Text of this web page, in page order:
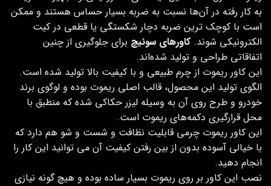
به کار رفته در آن‌ها نسبت به ضربه بسیار حساس هستند و ممکن
است با کوچک‌ ترین ضربه دچار شکستگی یا قطعی در کیت
الکترونیکی شوند. کاورهای سوئیچ برای جلوگیری از چنین
اتفاقاتی طراحی و تولید شده‌اند.
این کاور ریموت از چرم طبیعی و با کیفیت بالا تولید شده است.
الگوی تولید این محصول، قالب اصلی ریموت بوده و لوگوی برند
خودرو و طرح روی آن به وسیله لیزر حکاکی شده که منطبق با
محل قرارگیری دکمه‌های ریموت است.
این کاور ریموت چرمی قابلیت نظافت و شست و شو هم دارد که
با خیالی آسوده بدون از بین رفتن کیفیت آن می توانید این کار را
انجام دهید.
نصب این کاور بر روی ریموت بسیار ساده بوده و هیچ گونه نیازی